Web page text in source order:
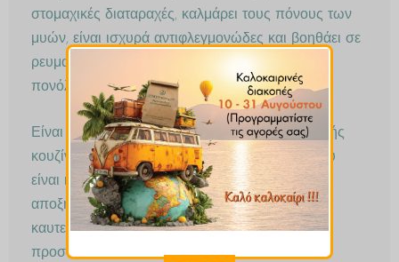
στομαχικές διαταραχές, καλμάρει τους πόνους των
μυών, είναι ισχυρά αντιφλεγμονώδες και βοηθάει σε
ρευματισμούς και αρθρίτιδες. Καταπραϋνει τον
πονόλαιμο και βοηθάει στο κρυολόγημα.
Είναι βασικό συστατικό σε πολλά μίγματα Ινδικής
κουζίνας όπως το Tandoori Masala. Η γεύση του
είναι καυτερή, φρουτώδης και αρωματική. Το
αποξηραμένο Τζίντζερ έχει πολύ πιο έντονη και
καυτερή γεύση από το φρέσκο και χρειάζεται
προσοχή στην χρήση του.